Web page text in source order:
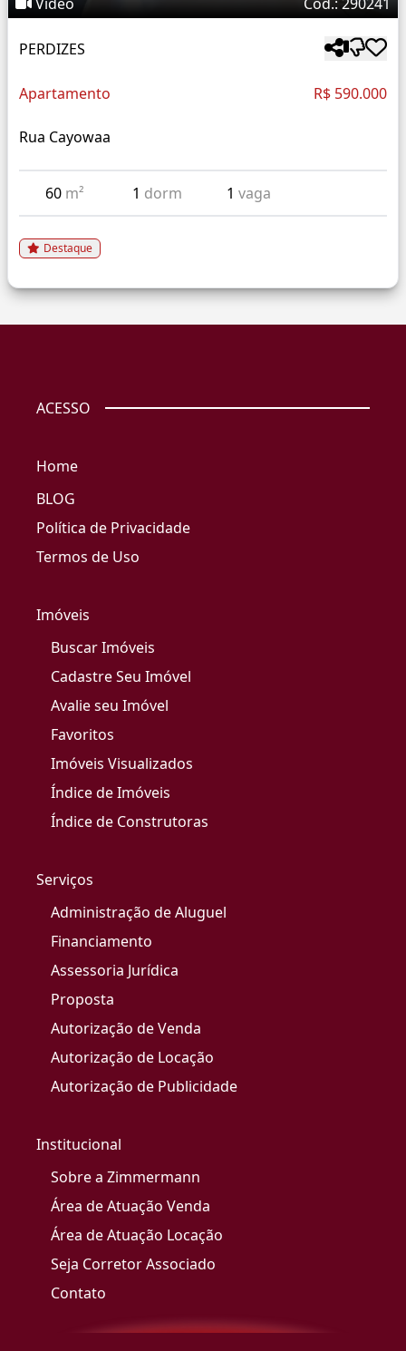
PERDIZES
Apartamento R$ 590.000
Rua Cayowaa
60 m² 1 dorm 1vaga
Destaque
ACESSO
Home
BLOG
Política de Privacidade
Termos de Uso
Imóveis
Buscar Imóveis
Cadastre Seu Imóvel
Avalie seu Imóvel
Favoritos
Imóveis Visualizados
Índice de Imóveis
Índice de Construtoras
Serviços
Administração de Aluguel
Financiamento
Assessoria Jurídica
Proposta
Autorização de Venda
Autorização de Locação
Autorização de Publicidade
Institucional
Sobre a Zimmermann
Área de Atuação Venda
Área de Atuação Locação
Seja Corretor Associado
Contato